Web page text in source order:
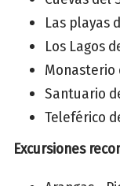
Las playas
Los Lagos
Monasterio
Santuario
Teleférico
Excursiones